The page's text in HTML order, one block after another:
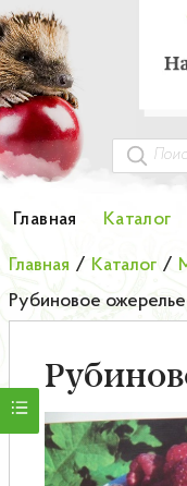
Главная Каталог
Каталог
Гортензии
Грунты
Колоновидные деревья
Лук-севок
Малина
Мини-деревья
НОВИНКА Английские
Главная / Каталог /
Рубиновое ожерелье